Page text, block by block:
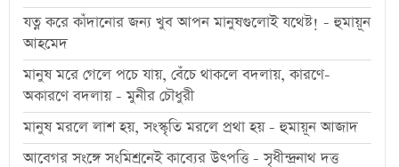
যত্ন করে কাঁদানোর জন্য খুব আপন মানুষগুলোই যথেষ্ট! - হুমায়ূন
আহমেদ
মানুষ মরে গেলে পচে যায়, বেঁচে থাকলে বদলায়, কারণে-
অকারণে বদলায় - মুনীর চৌধুরী
মানুষ মরলে লাশ হয়, সংস্কৃতি মরলে প্রথা হয় - হুমায়ূন আজাদ
আবেগর সংঙ্গে সংমিশ্রনেই কাব্যের উৎপত্তি - সৃধীন্দ্রনাথ দত্ত